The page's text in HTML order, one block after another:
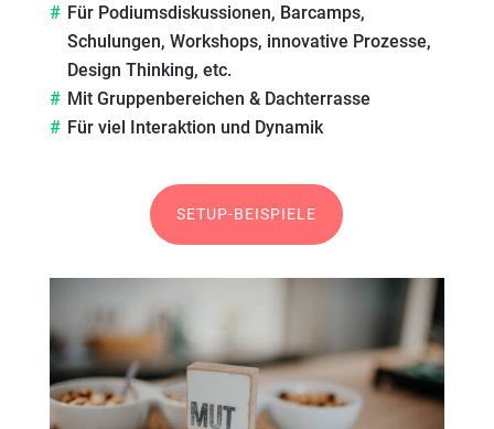
Für Podiumsdiskussionen, Barcamps,
Schulungen, Workshops, innovative Prozesse,
Design Thinking, etc.
Mit Gruppenbereichen & Dachterrasse
Für viel Interaktion und Dynamik
SETUP-BEISPIELE